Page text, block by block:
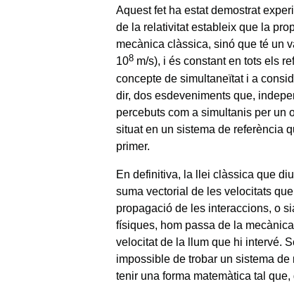
Aquest fet ha estat demostrat
de la relativitat estableix que la
mecànica clàssica, sinó que té un
108 m/s), i és constant en tots els
concepte de simultaneïtat i a
dir, dos esdeveniments que,
percebuts com a simultanis per un
situat en un sistema de referència
primer.
En definitiva, la llei clàssica que
suma vectorial de les velocitats
propagació de les interaccions, o
físiques, hom passa de la
velocitat de la llum que hi intervé.
impossible de trobar un sistema
tenir una forma matemàtica tal